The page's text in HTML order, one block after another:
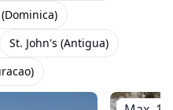
St. John's (Antigua)